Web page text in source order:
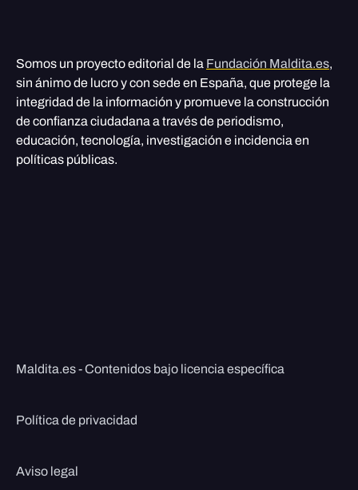
Somos un proyecto editorial de la Fundación Maldita.es,
sin ánimo de lucro y con sede en España, que protege la
integridad de la información y promueve la construcción
de confianza ciudadana a través de periodismo,
educación, tecnología, investigación e incidencia en
políticas públicas.
Maldita.es - Contenidos bajo licencia específica
Política de privacidad
Aviso legal